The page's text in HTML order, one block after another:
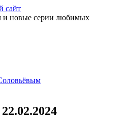
сайт
и новые серии любимых